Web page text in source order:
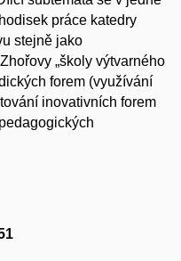
práce katedry
stejně jako
„školy výtvarného
forem (využívání
inovativních forem